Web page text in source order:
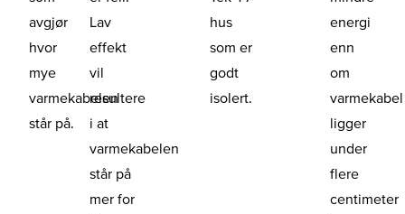
avgjør
hvor
mye
varmekabelen
står på.
Lav
effekt
vil
resultere
i at
varmekabelen
står på
mer for
hus
som er
godt
isolert.
energi
enn
om
varmekabel
ligger
under
flere
centimeter